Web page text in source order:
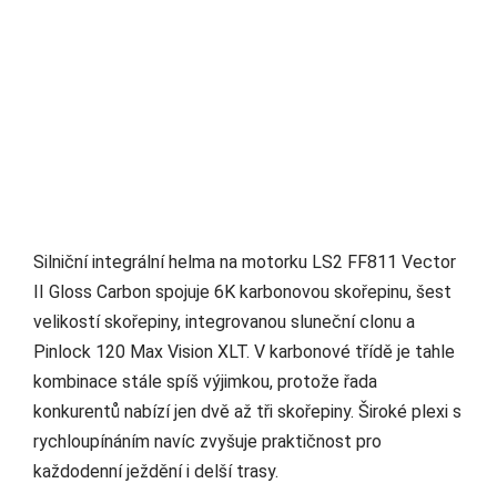
Silniční integrální helma na motorku LS2 FF811 Vector
II Gloss Carbon spojuje 6K karbonovou skořepinu, šest
velikostí skořepiny, integrovanou sluneční clonu a
Pinlock 120 Max Vision XLT. V karbonové třídě je tahle
kombinace stále spíš výjimkou, protože řada
konkurentů nabízí jen dvě až tři skořepiny. Široké plexi s
rychloupínáním navíc zvyšuje praktičnost pro
každodenní ježdění i delší trasy.